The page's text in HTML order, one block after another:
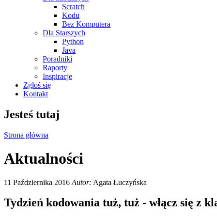
Scratch
Kodu
Bez Komputera
Dla Starszych
Python
Java
Poradniki
Raporty
Inspiracje
Zgłoś się
Kontakt
Jesteś tutaj
Strona główna
Aktualności
11 Października 2016 Autor: Agata Łuczyńska
Tydzień kodowania tuż, tuż - włącz się z